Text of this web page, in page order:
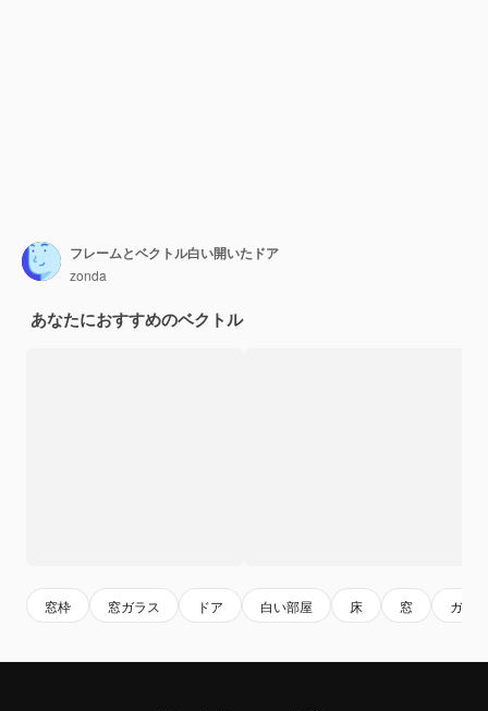
フレームとベクトル白い開いたドア
zonda
あなたにおすすめのベクトル
窓枠 窓ガラス ドア 白い部屋 床 窓 ガラス